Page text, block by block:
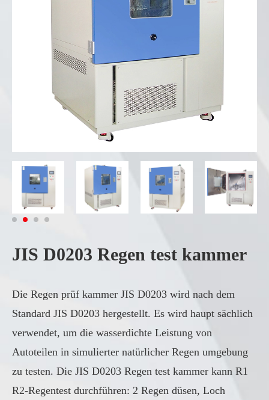
JIS D0203 Regen test kammer
Die Regen prüf kammer JIS D0203 wird nach dem
Standard JIS D0203 hergestellt. Es wird haupt sächlich
verwendet, um die wasserdichte Leistung von
Autoteilen in simulierter natürlicher Regen umgebung
zu testen. Die JIS D0203 Regen test kammer kann R1
R2-Regentest durchführen: 2 Regen düsen, Loch